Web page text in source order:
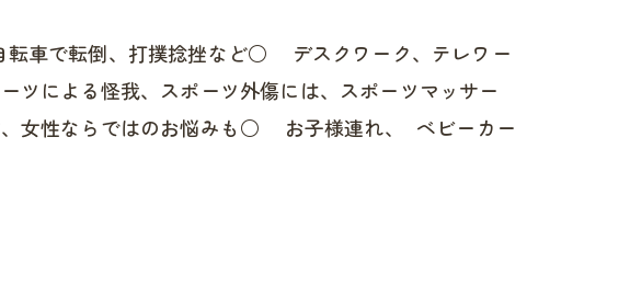
転車で転倒、打撲捻挫など○ デスクワーク、テレワー
による怪我、スポーツ外傷には、スポーツマッサー
女性ならではのお悩みも○ お子様連れ、 ベビーカー